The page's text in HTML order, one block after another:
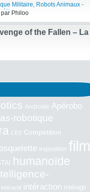
– RobotInsectes :
espions
Philoo
of the Fallen – La
la bande-annonce
Androïde Apérobo
robotique
CES Compétition
exposition film
humanoïde
intéractif intéraction intéragir